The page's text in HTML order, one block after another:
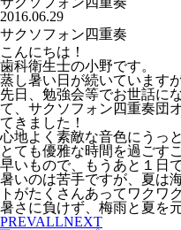
2016.06.29
サクソフォン四重奏
こんにちは！
歯科衛生士の小野です。
蒸し暑い日が続いています
先日、勉強会等でお世話に
て、サクソフォン四重奏団
てきました！
心地よく素敵な音色にうっ
とても優雅な時間を過ごす
早いもので、もうあと１日
暑いのは苦手ですが、夏は
トがたくさんあってワクワ
暑さに負けず、梅雨と夏を
PREVALLNEXT